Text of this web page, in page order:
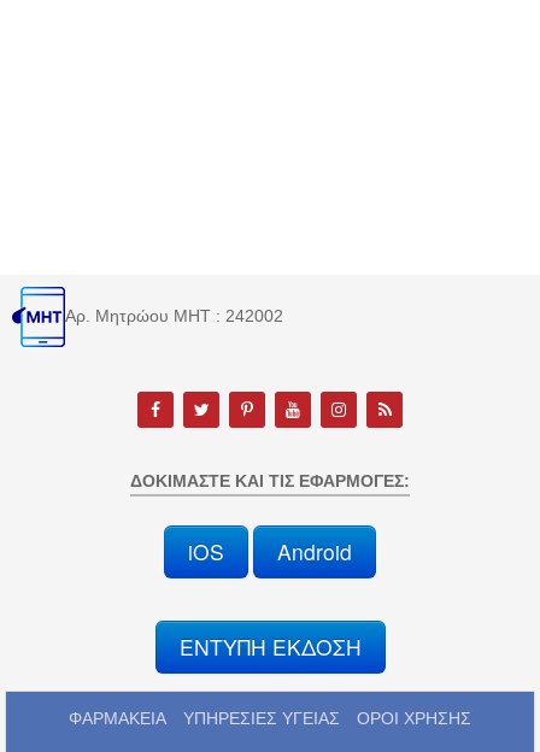
Αρ. Μητρώου MHT : 242002
ΔΟΚΙΜΆΣΤΕ ΚΑΙ ΤΙΣ ΕΦΑΡΜΟΓΈΣ:
iOS Android
ΕΝΤΥΠΗ ΕΚΔΟΣΗ
ΦΑΡΜΑΚΕΙΑ ΥΠΗΡΕΣΙΕΣ ΥΓΕΙΑΣ ΟΡΟΙ ΧΡΗΣΗΣ